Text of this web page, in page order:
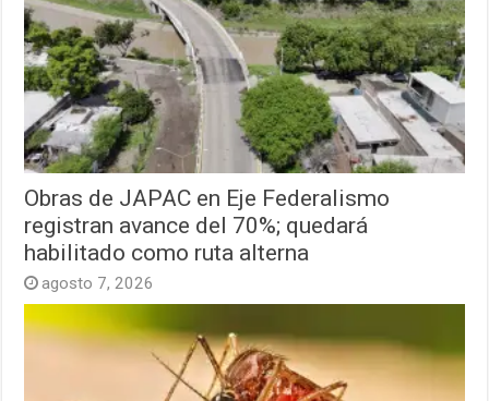
Obras de JAPAC en Eje Federalismo
registran avance del 70%; quedará
habilitado como ruta alterna
agosto 7, 2026